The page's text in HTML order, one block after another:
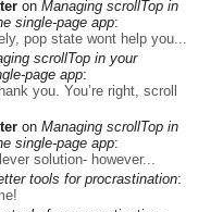
on Managing scrollTop in
single-page app:
pop state wont help you...
scrollTop in your
page app:
you. You’re right, scroll
on Managing scrollTop in
single-page app:
solution- however...
tools for procrastination: